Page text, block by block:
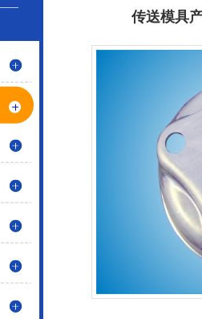
——
传送模具